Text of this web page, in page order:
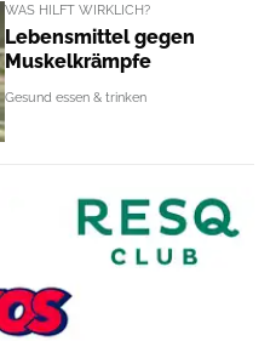
WAS HILFT WIRKLICH?
Lebensmittel gegen
Muskelkrämpfe
Gesund essen & trinken